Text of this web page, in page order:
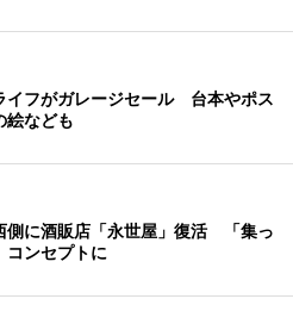
イフがガレージセール 台本やポス
絵なども
側に酒販店「永世屋」復活 「集っ
コンセプトに